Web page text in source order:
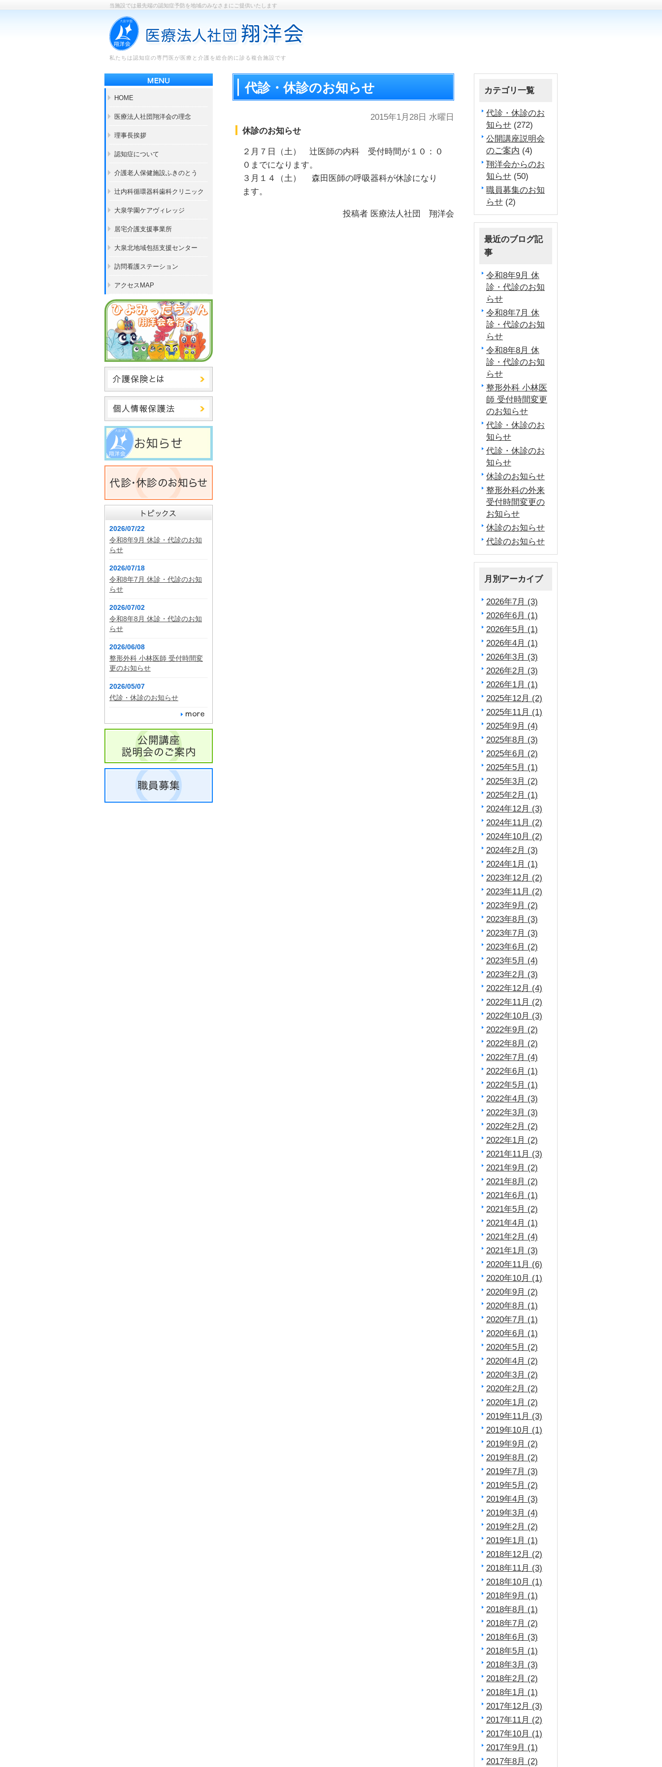
当施設では最先端の認知症予防を地域のみなさまにご提供いたします
私たちは認知症の専門医が医療と介護を総合的に診る複合施設です
代診・休診のお知らせ
2015年1月28日 水曜日
休診のお知らせ
２月７日（土） 辻医師の内科 受付時間が１０：０
０までになります。
３月１４（土） 森田医師の呼吸器科が休診になり
ます。
投稿者 医療法人社団 翔洋会
カテゴリ一覧
代診・休診のお
知らせ (272)
公開講座説明会
のご案内 (4)
翔洋会からのお
知らせ (50)
職員募集のお知
らせ (2)
最近のブログ記
事
令和8年9月 休
診・代診のお知
らせ
令和8年7月 休
診・代診のお知
らせ
令和8年8月 休
診・代診のお知
らせ
整形外科 小林医
師 受付時間変更
のお知らせ
代診・休診のお
知らせ
代診・休診のお
知らせ
休診のお知らせ
整形外科の外来
受付時間変更の
お知らせ
休診のお知らせ
代診のお知らせ
月別アーカイブ
2026年7月 (3)
2026年6月 (1)
2026年5月 (1)
2026年4月 (1)
2026年3月 (3)
2026年2月 (3)
2026年1月 (1)
2025年12月 (2)
2025年11月 (1)
2025年9月 (4)
2025年8月 (3)
2025年6月 (2)
2025年5月 (1)
2025年3月 (2)
2025年2月 (1)
2024年12月 (3)
2024年11月 (2)
2024年10月 (2)
2024年2月 (3)
2024年1月 (1)
2023年12月 (2)
2023年11月 (2)
2023年9月 (2)
2023年8月 (3)
2023年7月 (3)
2023年6月 (2)
2023年5月 (4)
2023年2月 (3)
2022年12月 (4)
2022年11月 (2)
2022年10月 (3)
2022年9月 (2)
2022年8月 (2)
2022年7月 (4)
2022年6月 (1)
2022年5月 (1)
2022年4月 (3)
2022年3月 (3)
2022年2月 (2)
2022年1月 (2)
2021年11月 (3)
2021年9月 (2)
2021年8月 (2)
2021年6月 (1)
2021年5月 (2)
2021年4月 (1)
2021年2月 (4)
2021年1月 (3)
2020年11月 (6)
2020年10月 (1)
2020年9月 (2)
2020年8月 (1)
2020年7月 (1)
2020年6月 (1)
2020年5月 (2)
2020年4月 (2)
2020年3月 (2)
2020年2月 (2)
2020年1月 (2)
2019年11月 (3)
2019年10月 (1)
2019年9月 (2)
2019年8月 (2)
2019年7月 (3)
2019年5月 (2)
2019年4月 (3)
2019年3月 (4)
2019年2月 (2)
2019年1月 (1)
2018年12月 (2)
2018年11月 (3)
2018年10月 (1)
2018年9月 (1)
2018年8月 (1)
2018年7月 (2)
2018年6月 (3)
2018年5月 (1)
2018年3月 (3)
2018年2月 (2)
2018年1月 (1)
2017年12月 (3)
2017年11月 (2)
2017年10月 (1)
2017年9月 (1)
2017年8月 (2)
HOME
医療法人社団翔洋会の理念
理事長挨拶
認知症について
介護老人保健施設ふきのとう
辻内科循環器科歯科クリニック
大泉学園ケアヴィレッジ
居宅介護支援事業所
大泉北地域包括支援センター
訪問看護ステーション
アクセスMAP
2026/07/22
令和8年9月 休診・代診のお知
らせ
2026/07/18
令和8年7月 休診・代診のお知
らせ
2026/07/02
令和8年8月 休診・代診のお知
らせ
2026/06/08
整形外科 小林医師 受付時間変
更のお知らせ
2026/05/07
代診・休診のお知らせ